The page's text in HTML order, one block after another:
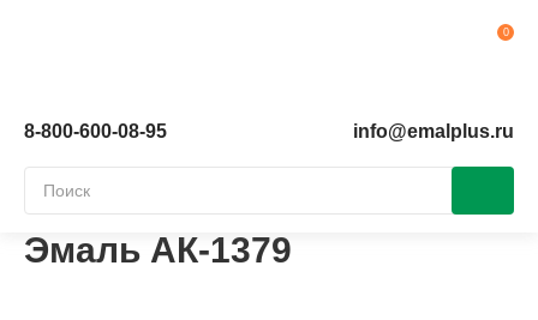
8-800-600-08-95 info@emalplus.ru
Эмаль АК-1379